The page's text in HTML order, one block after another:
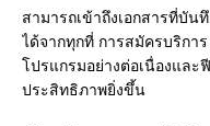
สามารถเข้าถึงเอกสารที่บั
ได้จากทุกที่ การสมัครบริกา
โปรแกรมอย่างต่อเนื่องและ
ประสิทธิภาพยิ่งขึ้น